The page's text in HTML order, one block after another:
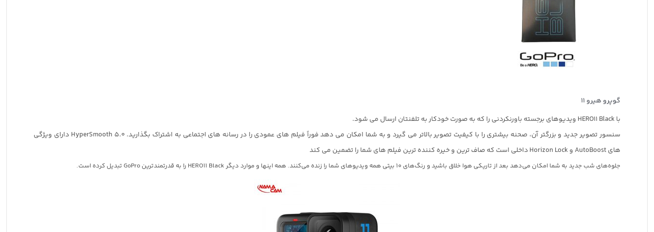
گوپرو هیرو 11
با HERO11 Black ویدیوهای برجسته باورنکردنی را که به صورت خودکار به تلفنتان ارسال می شود.
سنسور تصویر جدید و بزرگتر آن، صحنه بیشتری را با کیفیت تصویر بالاتر می گیرد و به شما امکان می دهد فوراً فیلم های عمودی را در رسانه های اجتماعی به اشتراک بگذارید. HyperSmooth 5.0 دارای ویژگی
های AutoBoost و Horizon Lock داخلی است که صاف ترین و خیره کننده ترین فیلم های شما را تضمین می کند
جلوه‌های شب جدید به شما امکان می‌دهد بعد از تاریکی هوا خلاق باشید و رنگ‌های 10 بیتی همه ویدیوهای شما را زنده می‌کنند. همه اینها و موارد دیگر HERO11 Black را به قدرتمندترین GoPro تبدیل کرده است.